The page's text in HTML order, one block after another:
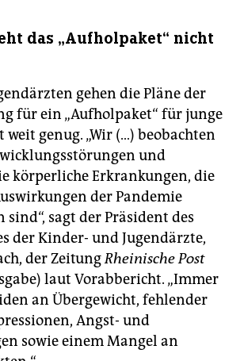
das „Aufholpaket“ nicht
gehen die Pläne der
für ein „Aufholpaket“ für junge
genug. „Wir (…) beobachten
und
körperliche Erkrankungen, die
der Pandemie
sagt der Präsident des
der Kinder- und Jugendärzte,
der ZeitungRheinische Post
laut Vorabbericht. „Immer
an Übergewicht, fehlender
Angst- und
sowie einem Mangel an